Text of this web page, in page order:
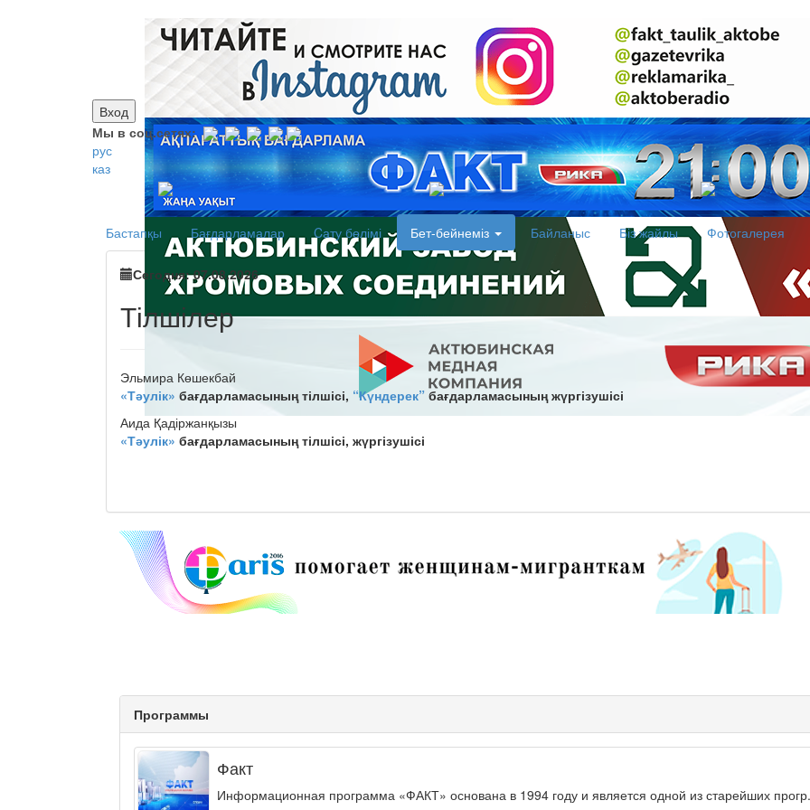
Вход
Мы в соц.сетях:
рус
каз
Бастапқы Бағдарламалар Cату бөлімі Бет-бейнеміз Байланыс Біз жайлы Фотогалерея
Сегодня: 07.08.2026
Тілшілер
Эльмира Көшекбай
«Тәулік» бағдарламасының тілшісі, “Күндерек” бағдарламасының жүргізушісі
Аида Қадіржанқызы
«Тәулік» бағдарламасының тілшісі, жүргізушісі
Программы
Факт
Информационная программа «ФАКТ» основана в 1994 году и является одной из старейших